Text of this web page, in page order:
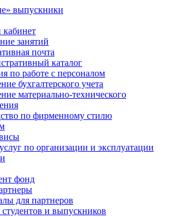
выпускники
занятий
почта
каталог
по работе с персоналом
бухгалтерского учета
материально-технического
по фирменному стилю
по организации и эксплуатации
фонд
для партнеров
студентов и выпускников